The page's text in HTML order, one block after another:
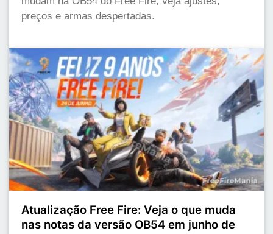
preços e armas despertadas.
Atualização Free Fire: Veja o que muda
nas notas da versão OB54 em junho de